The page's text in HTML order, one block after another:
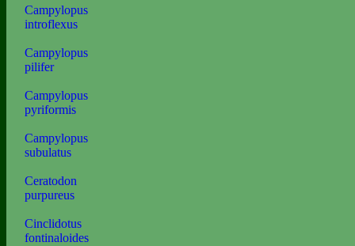
Campylopus
introflexus
Campylopus
pilifer
Campylopus
pyriformis
Campylopus
subulatus
Ceratodon
purpureus
Cinclidotus
fontinaloides